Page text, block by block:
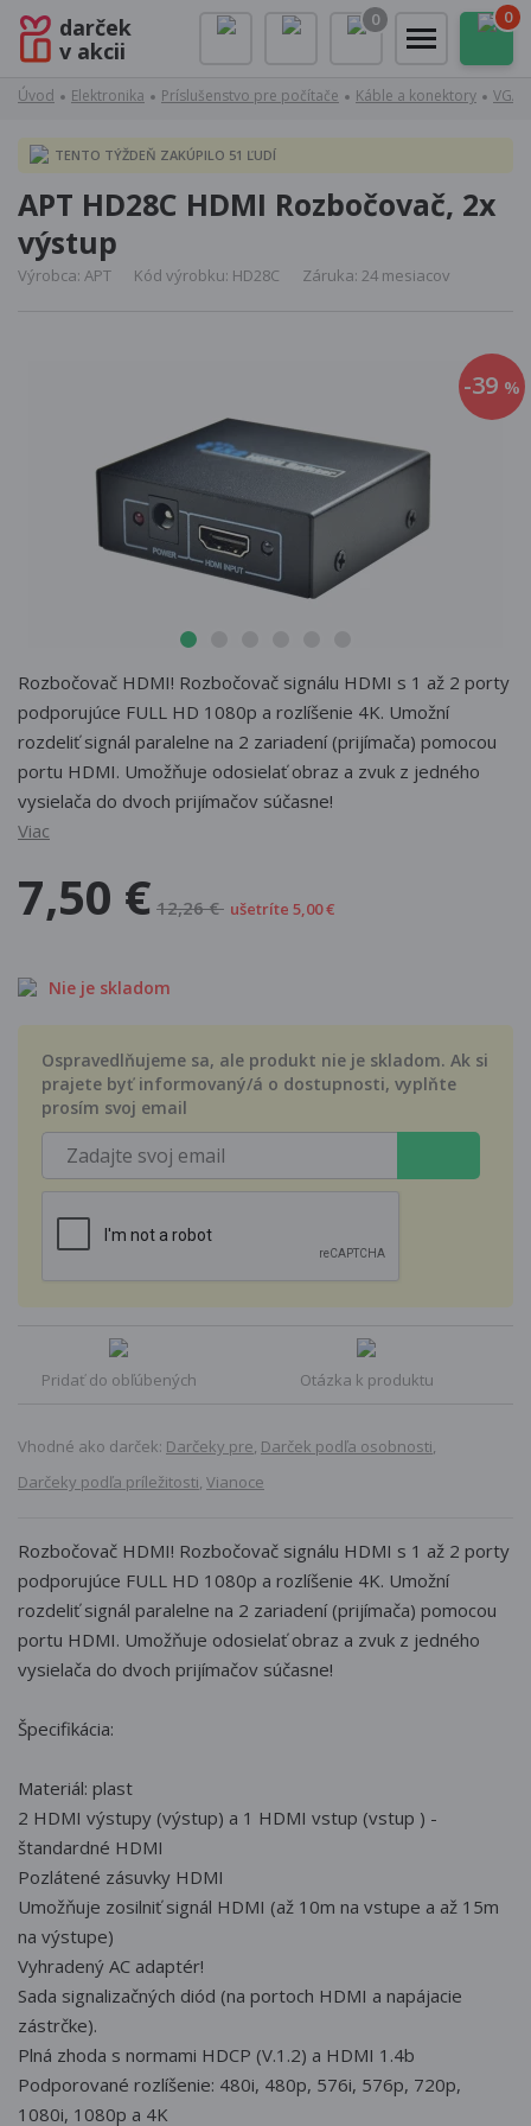
darček
v akcii
0 0
Úvod Elektronika Príslušenstvo pre počítače Káble a konektory VGA,
TENTO TÝŽDEŇ ZAKÚPILO 51 ĽUDÍ
APT HD28C HDMI Rozbočovač, 2x
výstup
Výrobca: APT Kód výrobku: HD28C Záruka: 24 mesiacov
-39 %
Rozbočovač HDMI! Rozbočovač signálu HDMI s 1 až 2 porty
podporujúce FULL HD 1080p a rozlíšenie 4K. Umožní
rozdeliť signál paralelne na 2 zariadení (prijímača) pomocou
portu HDMI. Umožňuje odosielať obraz a zvuk z jedného
vysielača do dvoch prijímačov súčasne!
Viac
7,50 € 12,26 € ušetríte 5,00 €
Nie je skladom
Ospravedlňujeme sa, ale produkt nie je skladom. Ak si
prajete byť informovaný/á o dostupnosti, vyplňte
prosím svoj email
Pridať do obľúbených Otázka k produktu
Vhodné ako darček: Darčeky pre, Darček podľa osobnosti,
Darčeky podľa príležitosti, Vianoce
Rozbočovač HDMI! Rozbočovač signálu HDMI s 1 až 2 porty
podporujúce FULL HD 1080p a rozlíšenie 4K. Umožní
rozdeliť signál paralelne na 2 zariadení (prijímača) pomocou
portu HDMI. Umožňuje odosielať obraz a zvuk z jedného
vysielača do dvoch prijímačov súčasne!
Špecifikácia:
Materiál: plast
2 HDMI výstupy (výstup) a 1 HDMI vstup (vstup ) -
štandardné HDMI
Pozlátené zásuvky HDMI
Umožňuje zosilniť signál HDMI (až 10m na vstupe a až 15m
na výstupe)
Vyhradený AC adaptér!
Sada signalizačných diód (na portoch HDMI a napájacie
zástrčke).
Plná zhoda s normami HDCP (V.1.2) a HDMI 1.4b
Podporované rozlíšenie: 480i, 480p, 576i, 576p, 720p,
1080i, 1080p a 4K